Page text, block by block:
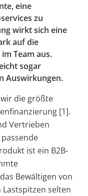
eine
zu
wirkt sich eine
auf die
Team aus.
sogar
Auswirkungen.
die größte
[1].
Vertrieben
ist ein B2B-
Bewältigen von
selten